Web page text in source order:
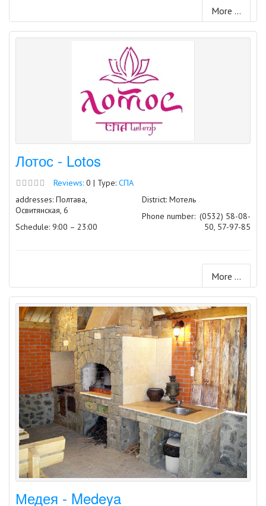
More ...
Лотос - Lotos
Reviews: 0 | Type: СПА
addresses: Полтава,
Освитянская, 6
Schedule: 9:00 – 23:00
District: Мотель
Phone number: (0532) 58-08-
50, 57-97-85
More ...
Медея - Medeya